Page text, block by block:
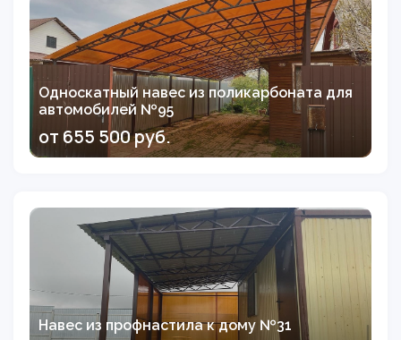
Односкатный навес из поликарбоната для
автомобилей №95
от 655 500 руб.
Навес из профнастила к дому №31